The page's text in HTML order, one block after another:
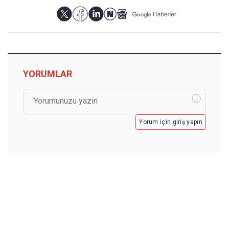
YORUMLAR
Yorum için giriş yapın